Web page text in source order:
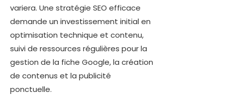
variera. Une stratégie SEO efficace
demande un investissement initial en
optimisation technique et contenu,
suivi de ressources régulières pour la
gestion de la fiche Google, la création
de contenus et la publicité
ponctuelle.